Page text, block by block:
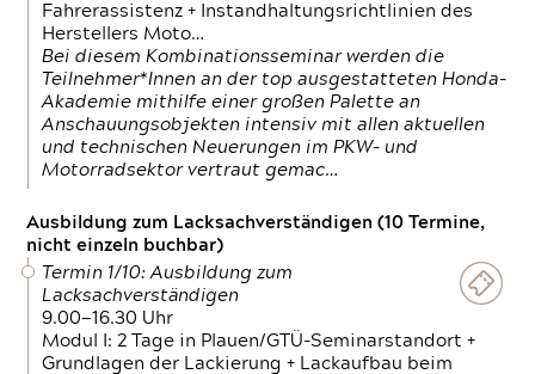
Fahrerassistenz + Instandhaltungsrichtlinien des
Herstellers Moto…
Bei diesem Kombinationsseminar werden die
Teilnehmer*Innen an der top ausgestatteten Honda-
Akademie mithilfe einer großen Palette an
Anschauungsobjekten intensiv mit allen aktuellen
und technischen Neuerungen im PKW- und
Motorradsektor vertraut gemac…
Ausbildung zum Lacksachverständigen (10 Termine,
nicht einzeln buchbar)
Termin 1/10: Ausbildung zum
Lacksachverständigen
9.00—16.30 Uhr
Modul I: 2 Tage in Plauen/GTÜ-Seminarstandort +
Grundlagen der Lackierung + Lackaufbau beim